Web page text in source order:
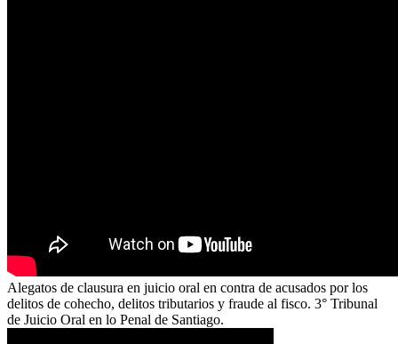
Alegatos de clausura en juicio oral en contra de acusados por los
delitos de cohecho, delitos tributarios y fraude al fisco. 3° Tribunal
de Juicio Oral en lo Penal de Santiago.